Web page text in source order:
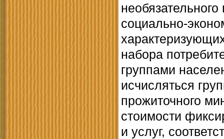
социально-
набора
группами
исчисляться
прожиточного
стоимости
и услуг,